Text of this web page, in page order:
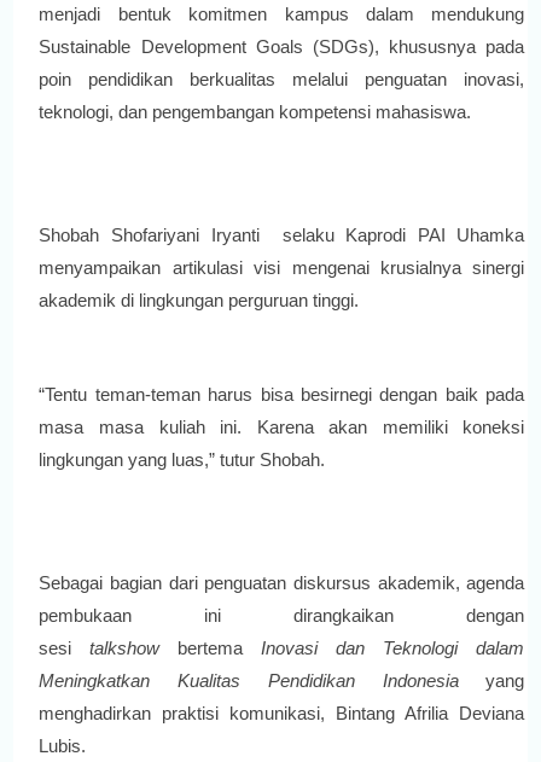
menjadi bentuk komitmen kampus dalam mendukung
Sustainable Development Goals (SDGs), khususnya pada
poin pendidikan berkualitas melalui penguatan inovasi,
teknologi, dan pengembangan kompetensi mahasiswa.
Shobah Shofariyani Iryanti selaku Kaprodi PAI Uhamka
menyampaikan artikulasi visi mengenai krusialnya sinergi
akademik di lingkungan perguruan tinggi.
“Tentu teman-teman harus bisa besirnegi dengan baik pada
masa masa kuliah ini. Karena akan memiliki koneksi
lingkungan yang luas,” tutur Shobah.
Sebagai bagian dari penguatan diskursus akademik, agenda
pembukaan ini dirangkaikan dengan
sesitalkshowbertemaInovasi dan Teknologi dalam
Meningkatkan Kualitas Pendidikan Indonesiayang
menghadirkan praktisi komunikasi, Bintang Afrilia Deviana
Lubis.